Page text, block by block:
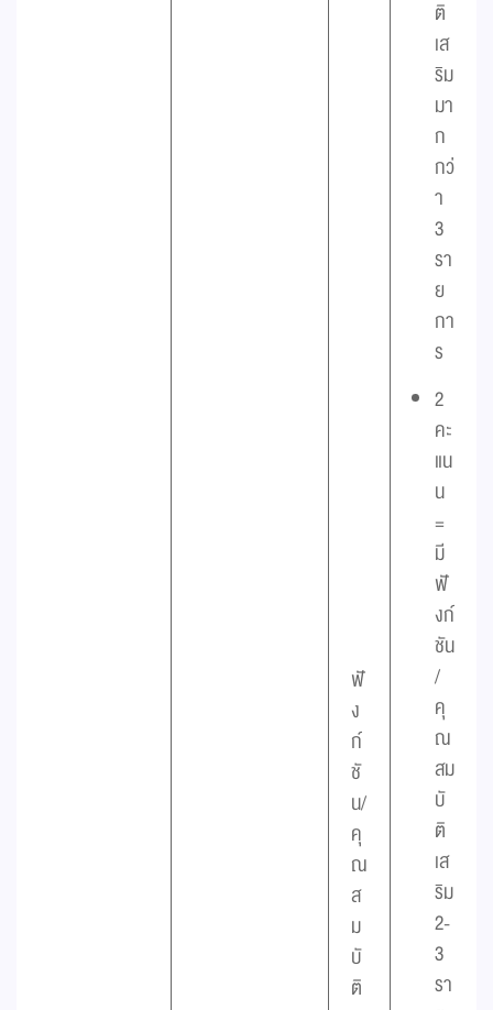
ฟั
ง
ก์
ชั
น/
คุ
ณ
ส
ม
บั
ติ
ติ
เส
ริม
มา
ก
กว่
า
3
รา
ย
กา
ร
2
คะ
แน
น
=
มี
ฟั
งก์
ชัน
/
คุ
ณ
สม
บั
ติ
เส
ริม
2-
3
รา